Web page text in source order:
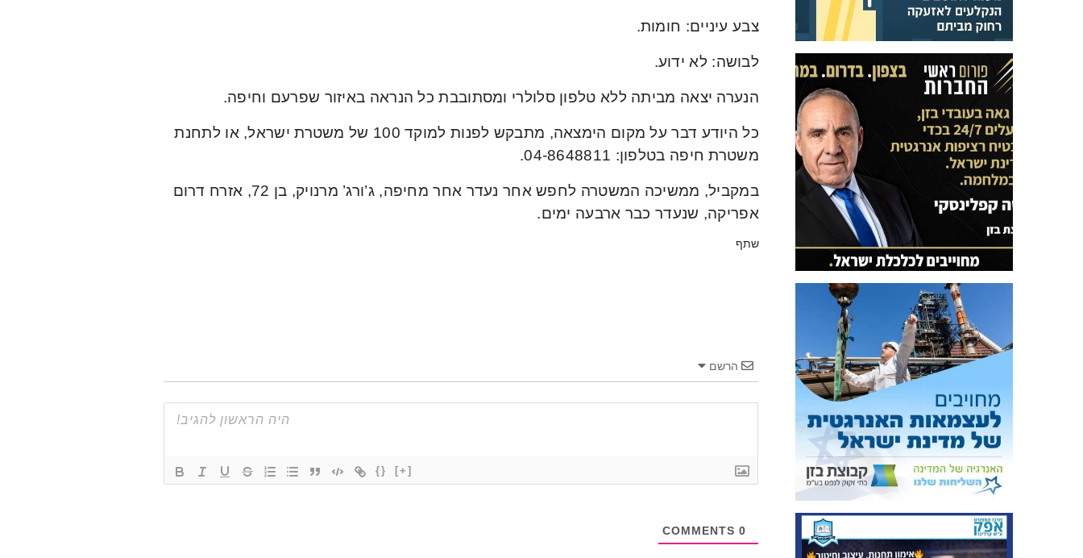
צבע עיניים: חומות.
לבושה: לא ידוע.
הנערה יצאה מביתה ללא טלפון סלולרי ומסתובבת כל הנראה באיזור שפרעם וחיפה.
כל היודע דבר על מקום הימצאה, מתבקש לפנות למוקד 100 של משטרת ישראל, או לתחנת
משטרת חיפה בטלפון: 04-8648811.
במקביל, ממשיכה המשטרה לחפש אחר נעדר אחר מחיפה, ג’ורג’ מרנויק, בן 72, אזרח דרום
אפריקה, שנעדר כבר ארבעה ימים.
שתף
הרשם
{} [+]
0